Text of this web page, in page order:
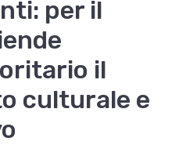
per il
il
culturale e